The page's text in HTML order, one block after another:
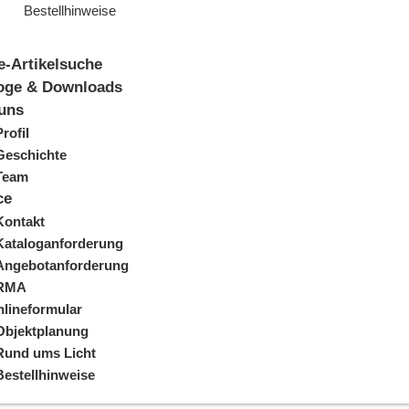
Bestellhinweise
Artikelsuche
& Downloads
ums Licht